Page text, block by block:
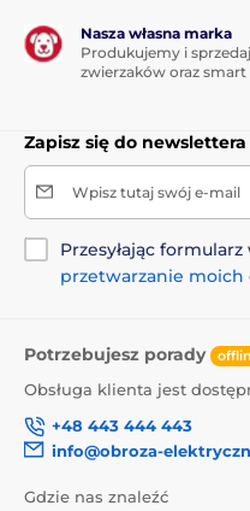
Nasza własna marka
Produkujemy i
zwierzaków oraz
Zapisz się do newslettera
Wpisz tutaj swój e-mail
Przesyłając
przetwarzanie
Potrzebujesz porady
Obsługa klienta jest
+48 443 444 443
info@obroza-
Gdzie nas znaleźć